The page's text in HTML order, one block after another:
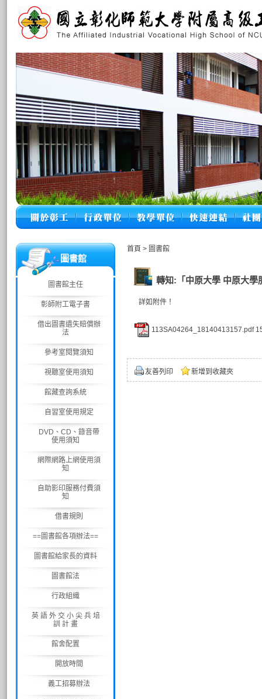
圖書館
圖書館主任
彰師附工電子書
借出圖書遺失賠償辦
法
參考室閱覽須知
視聽室使用須知
館藏查詢系統
自習室使用規定
DVD、CD、錄音帶
使用須知
網際網路上網使用須
知
自助影印服務付費須
知
借書規則
==圖書館各項辦法==
圖書館給家長的資料
圖書館法
行政組織
英 語 外 交 小 尖 兵 培
訓 計 畫
館舍配置
開放時間
義工招募辦法
首頁 > 圖書館
轉知:「中原大學 中原大學
詳如附件！
113SA04264_18140413157.pdf
友善列印 新增到收藏夾